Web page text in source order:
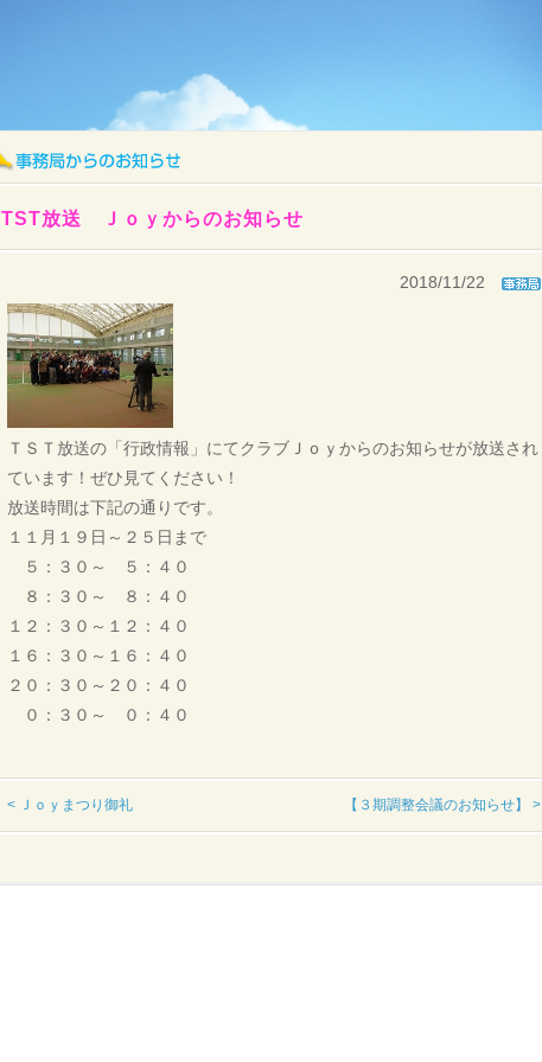
TST放送 Ｊｏｙからのお知らせ
2018/11/22
ＴＳＴ放送の「行政情報」にてクラブＪｏｙからのお知らせが放送され
ています！ぜひ見てください！
放送時間は下記の通りです。
１１月１９日～２５日まで
５：３０～ ５：４０
８：３０～ ８：４０
１２：３０～１２：４０
１６：３０～１６：４０
２０：３０～２０：４０
０：３０～ ０：４０
< Ｊｏｙまつり御礼 【３期調整会議のお知らせ】 >